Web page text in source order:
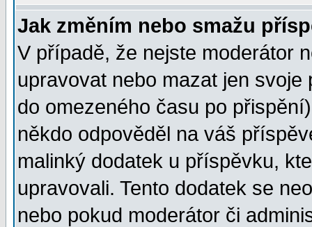
Jak změním nebo smažu
V případě, že nejste moderátor
upravovat nebo mazat jen
do omezeného času po
někdo odpověděl na váš
malinký dodatek u příspěvku,
upravovali. Tento dodatek se
nebo pokud moderátor či